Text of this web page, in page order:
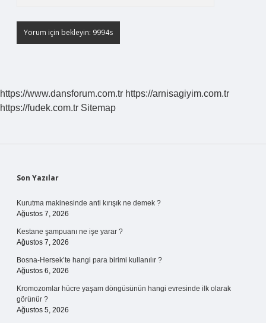
https://www.dansforum.com.tr https://arnisagiyim.com.tr
https://fudek.com.tr Sitemap
Sidebar
Son Yazılar
Kurutma makinesinde anti kırışık ne demek ?
Ağustos 7, 2026
Kestane şampuanı ne işe yarar ?
Ağustos 7, 2026
Bosna-Hersek’te hangi para birimi kullanılır ?
Ağustos 6, 2026
Kromozomlar hücre yaşam döngüsünün hangi evresinde ilk olarak
görünür ?
Ağustos 5, 2026